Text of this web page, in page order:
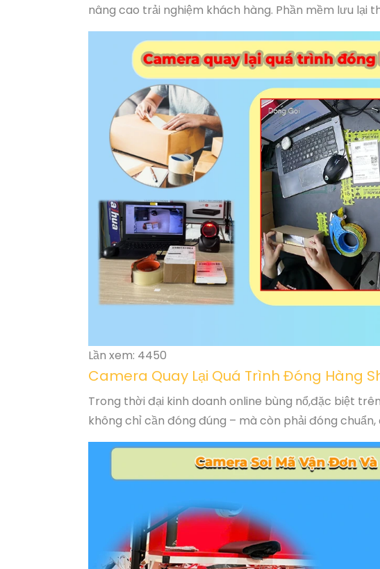
nâng cao trải nghiệm khách hàng. Phần mềm lưu lại
Lần xem: 4450
Camera Quay Lại Quá Trình Đóng Hàng
Trong thời đại kinh doanh online bùng nổ,đặc biệt
không chỉ cần đóng đúng – mà còn phải đóng